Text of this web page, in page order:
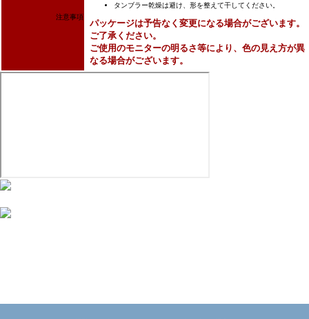
注意事項
タンブラー乾燥は避け、形を整えて干してください。
パッケージは予告なく変更になる場合がございます。
ご了承ください。
ご使用のモニターの明るさ等により、色の見え方が異
なる場合がございます。